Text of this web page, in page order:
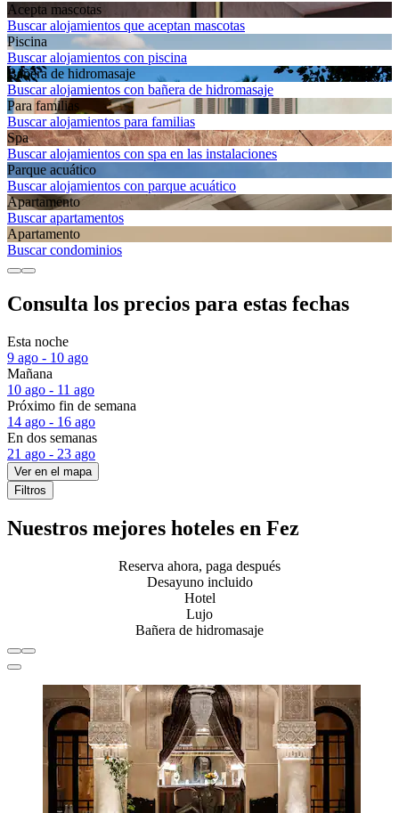
Acepta mascotas
Buscar alojamientos que aceptan mascotas
Piscina
Buscar alojamientos con piscina
Bañera de hidromasaje
Buscar alojamientos con bañera de hidromasaje
Para familias
Buscar alojamientos para familias
Spa
Buscar alojamientos con spa en las instalaciones
Parque acuático
Buscar alojamientos con parque acuático
Apartamento
Buscar apartamentos
Apartamento
Buscar condominios
Consulta los precios para estas fechas
Esta noche
9 ago - 10 ago
Mañana
10 ago - 11 ago
Próximo fin de semana
14 ago - 16 ago
En dos semanas
21 ago - 23 ago
Ver en el mapa
Filtros
Nuestros mejores hoteles en Fez
Reserva ahora, paga después
Desayuno incluido
Hotel
Lujo
Bañera de hidromasaje